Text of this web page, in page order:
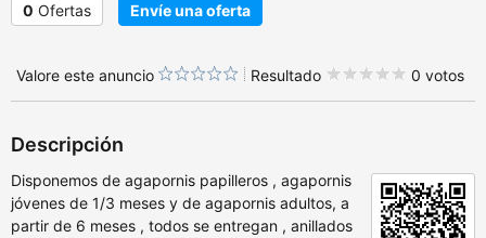
0 Ofertas Envíe una oferta
Valore este anuncio Resultado 0 votos
Descripción
Disponemos de agapornis papilleros , agapornis
jóvenes de 1/3 meses y de agapornis adultos, a
partir de 6 meses , todos se entregan , anillados